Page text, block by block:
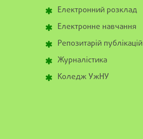
Електронний розклад
Електронне навчання
Репозитарій публікацій
Журналістика
Коледж УжНУ